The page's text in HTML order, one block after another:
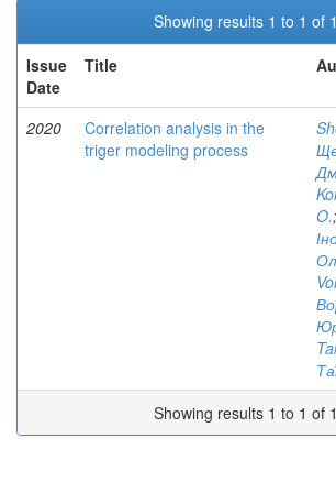
Showing results 1 to 1 of 1
Issue
Date
Title
2020
Correlation analysis in the
triger modeling process
O.;
Showing results 1 to 1 of 1